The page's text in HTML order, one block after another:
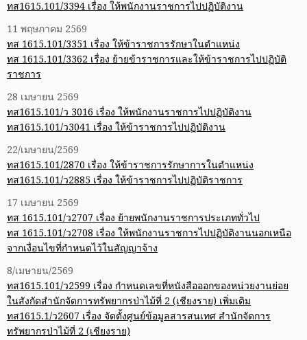
ทส1615.101/3394 เรื่อง ให้พนักงานราชการไปปฏิบัติงาน
11 พฤษภาคม 2569
ทส 1615.101/3351 เรื่อง ให้ข้าราชการรักษาในตำแหน่ง
ทส 1615.101/3362 เรื่อง ย้ายข้าราชการและให้ข้าราชการไปปฏิบัติ
ราชการ
28 เมษายน 2569
ทส1615.101/ว 3016 เรื่อง ให้พนักงานราชการไปปฏิบัติงาน
ทส1615.101/ว3041 เรื่อง ให้ข้าราชการไปปฏิบัติงาน
22/เมษายน/2569
ทส1615.101/2870 เรื่อง ให้ข้าราชการรักษาการในตำแหน่ง
ทส1615.101/ว2885 เรื่อง ให้ข้าราชการไปปฏิบัติราชการ
17 เมษายน 2569
ทส 1615.101/ว2707 เรื่อง ย้ายพนักงานราชการประเภททั่วไป
ทส 1615.101/ว2708 เรื่อง ให้พนักงานราชการไปปฏิบัติงานนอกเหนือ
จากเงื่อนไขที่กำหนดไว้ในสัญญาจ้าง
8/เมษายน/2569
ทส1615.101/ว2599 เรื่อง กำหนดเลขที่หนังสือออกของหน่วยงานย่อย
ในสังกัดสำนักจัดการทรัพยากรป่าไม้ที่ 2 (เชียงราย) เพิ่มเติม
ทส1615.1/ว2607 เรื่อง จัดตั้งศูนย์ข้อมูลสารสนเทศ สำนักจัดการ
ทรัพยากรป่าไม้ที่ 2 (เชียงราย)